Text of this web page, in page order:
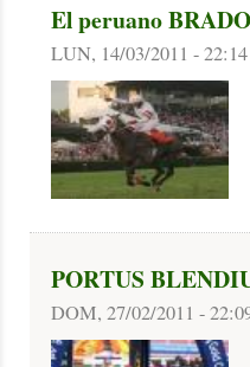
El peruano
LUN, 14/03/2011 -
PORTUS
DOM, 27/02/2011 -